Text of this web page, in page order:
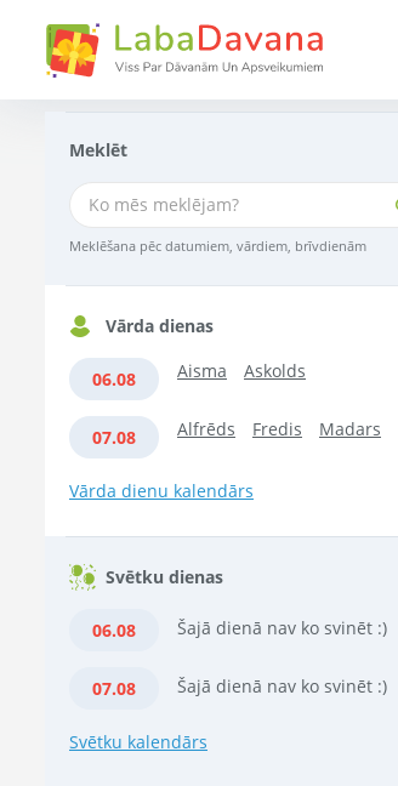
Meklēt
Meklēšana pēc datumiem, vārdiem, brīvdienām
Vārda dienas
06.08 Aisma Askolds
07.08 Alfrēds Fredis Madars
Vārda dienu kalendārs
Svētku dienas
06.08 Šajā dienā nav ko svinēt :)
07.08 Šajā dienā nav ko svinēt :)
Svētku kalendārs